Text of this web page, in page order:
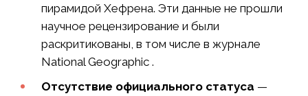
пирамидой Хефрена. Эти данные не прошли
научное рецензирование и были
раскритикованы, в том числе в журнале
National Geographic .
Отсутствие официального статуса —